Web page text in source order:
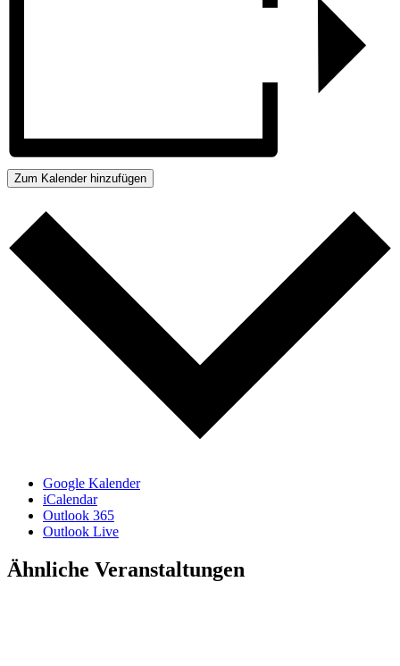
Zum Kalender hinzufügen
Google Kalender
iCalendar
Outlook 365
Outlook Live
Ähnliche Veranstaltungen